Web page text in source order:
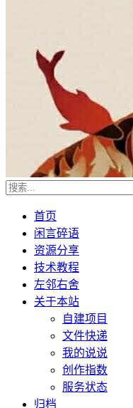
首页
闲言碎语
资源分享
技术教程
左邻右舍
关于本站
自建项目
文件快递
我的说说
创作指数
服务状态
归档